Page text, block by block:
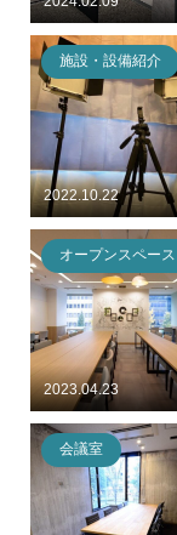
2022.10.22
施設・設備紹介
2023.04.23
オープンスペース
会議室